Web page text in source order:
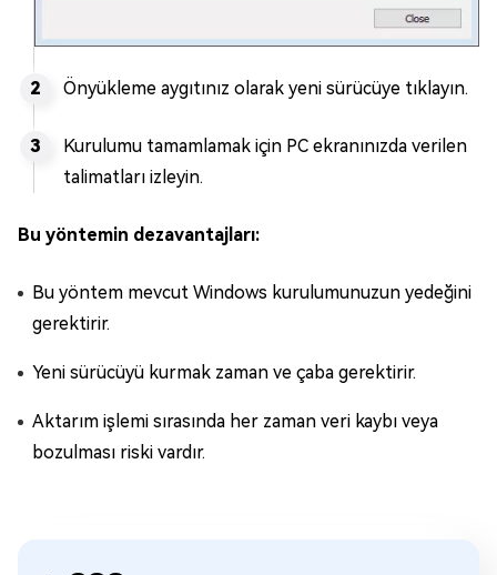
Önyükleme aygıtınız olarak yeni sürücüye tıklayın.
Kurulumu tamamlamak için PC ekranınızda verilen
talimatları izleyin.
Bu yöntemin dezavantajları:
Bu yöntem mevcut Windows kurulumunuzun yedeğini
gerektirir.
Yeni sürücüyü kurmak zaman ve çaba gerektirir.
Aktarım işlemi sırasında her zaman veri kaybı veya
bozulması riski vardır.